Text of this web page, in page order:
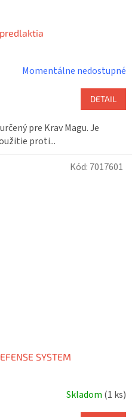
Momentálne nedostupné
DETAIL
pre Krav Magu. Je
proti...
SYSTEM
Skladom (1 ks)
Kód: 7017601